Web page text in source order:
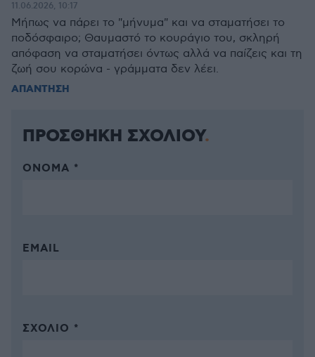
11.06.2026, 10:17
Μήπως να πάρει το "μήνυμα" και να σταματήσει το
ποδόσφαιρο; Θαυμαστό το κουράγιο του, σκληρή
απόφαση να σταματήσει όντως αλλά να παίζεις και τη
ζωή σου κορώνα - γράμματα δεν λέει.
ΑΠΑΝΤΗΣΗ
ΠΡΟΣΘΗΚΗ ΣΧΟΛΙΟΥ
ΌΝΟΜΑ *
EMAIL
ΣΧΌΛΙΟ *